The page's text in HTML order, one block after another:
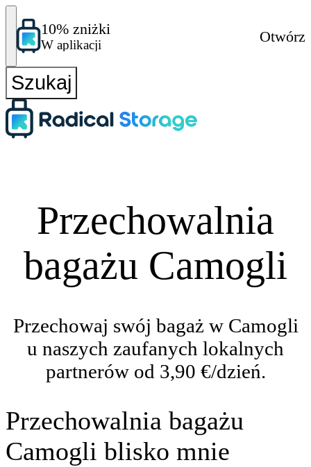
10% zniżki
W aplikacji
Otwórz
Szukaj
Przechowalnia
bagażu Camogli
Przechowaj swój bagaż w Camogli
u naszych zaufanych lokalnych
partnerów od 3,90 €/dzień.
Przechowalnia bagażu
Camogli blisko mnie